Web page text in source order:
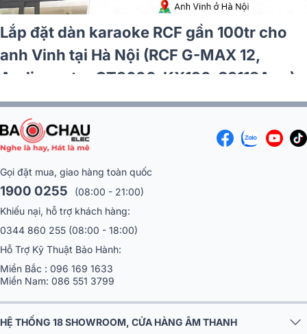
đặt dàn karaoke RCF hơn 97tr cho
Cần tại TP HCM (RCF CMAX 4110, JBL
JBL KX190, Alto TS12S, JBL VM300)
Gọi đặt mua, giao hàng toàn quốc
1900 0255
(08:00 - 21:00)
Khiếu nại, hỗ trợ khách hàng:
0344 860 255 (08:00 - 18:00)
Hỗ Trợ Kỹ Thuật Bảo Hành:
Miền Bắc : 096 169 1633
Miền Nam: 086 551 3799
HỆ THỐNG 18 SHOWROOM, CỬA HÀNG ÂM THANH